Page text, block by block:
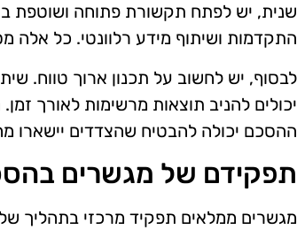
שנית, יש לפתח תקשורת פתוחה ושוטפת
התקדמות ושיתוף מידע רלוונטי. כל אלה
לבסוף, יש לחשוב על תכנון ארוך טווח.
יכולים להניב תוצאות מרשימות לאורך
ההסכם יכולה להבטיח שהצדדים יישארו
תפקידם של מגשרים
מגשרים ממלאים תפקיד מרכזי בתהליך